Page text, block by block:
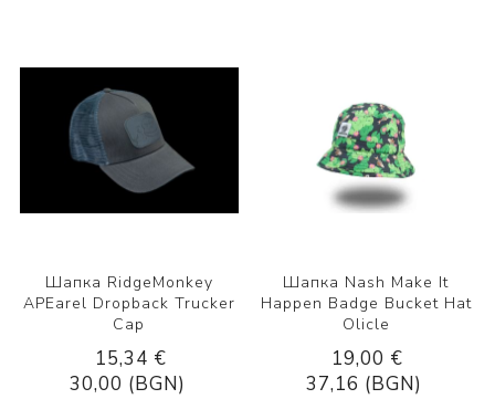
Шапка RidgeMonkey
APEarel Dropback Trucker
Cap
15,34 €
30,00 (BGN)
Шапка Nash Make It
Happen Badge Bucket Hat
Olicle
19,00 €
37,16 (BGN)